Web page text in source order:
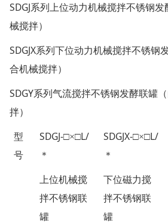
SDGJ系列上位动力机械搅拌不锈钢
械搅拌）
SDGJX系列下位动力机械搅拌不锈钢
合机械搅拌）
SDGY系列气流搅拌不锈钢发酵联罐
拌）
型
号
SDGJ-□×□L/
＊
上位机械搅
拌不锈钢联
罐
SDGJX-□×□L/
＊
下位磁力搅
拌不锈钢联
罐